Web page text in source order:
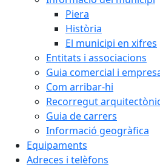
Piera
Història
El municipi en xifres
Entitats i associacions
Guia comercial i
Com arribar-hi
Recorregut
Guia de carrers
Informació geogràfica
Equipaments
Adreces i telèfons